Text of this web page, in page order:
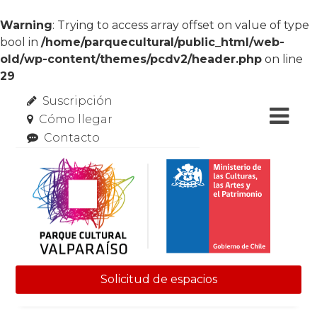
Warning: Trying to access array offset on value of type
bool in /home/parquecultural/public_html/web-
old/wp-content/themes/pcdv2/header.php on line
29
Suscripción
Cómo llegar
Contacto
Solicitud de espacios